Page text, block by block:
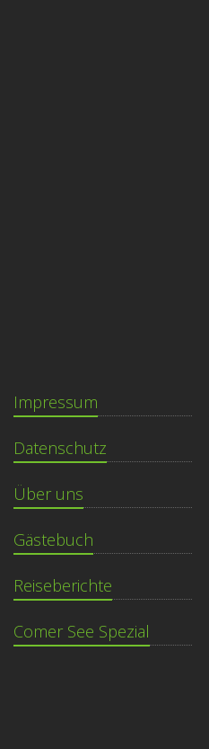
Impressum
Datenschutz
Über uns
Gästebuch
Reiseberichte
Comer See Spezial